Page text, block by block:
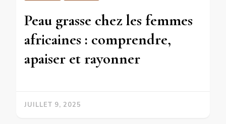
Peau grasse chez les femmes
africaines : comprendre,
apaiser et rayonner
JUILLET 9, 2025